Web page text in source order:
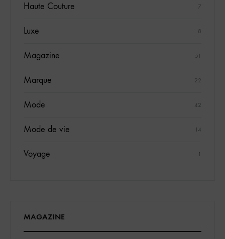
Haute Couture 7
Luxe 8
Magazine 51
Marque 22
Mode 42
Mode de vie 14
Voyage 1
MAGAZINE